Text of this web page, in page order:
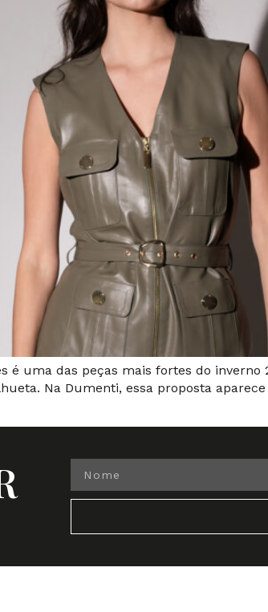
é uma das peças mais fortes do
Na Dumenti, essa proposta